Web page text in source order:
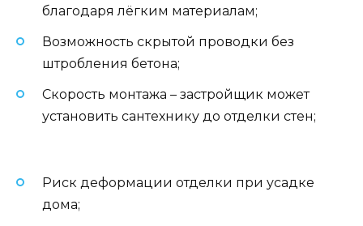
благодаря лёгким материалам;
Возможность скрытой проводки без
штробления бетона;
Скорость монтажа – застройщик может
установить сантехнику до отделки стен;
Риск деформации отделки при усадке
дома;